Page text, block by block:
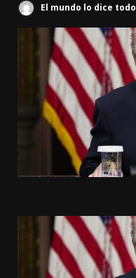
El mundo lo dice todo